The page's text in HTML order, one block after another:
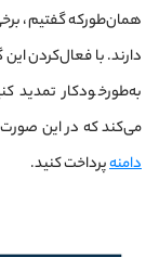
همان‌طور‌که گفتیم،
دارند. با فعال‌کردن این
به‌طورخودکار تمدید
می‌کند که در این
دامنهپرداخت کنید.